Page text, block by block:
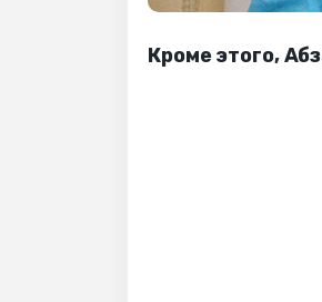
Кроме этого,